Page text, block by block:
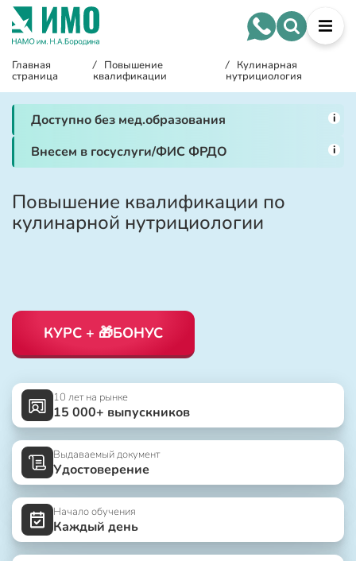
Главная
страница
/ Повышение
квалификации
/ Кулинарная
нутрициология
Доступно без мед.образования i
Внесем в госуслуги/ФИС ФРДО i
Повышение квалификации по
кулинарной нутрициологии
КУРС + 🎁БОНУС
10 лет на рынке
15 000+ выпускников
Выдаваемый документ
Удостоверение
Начало обучения
Каждый день